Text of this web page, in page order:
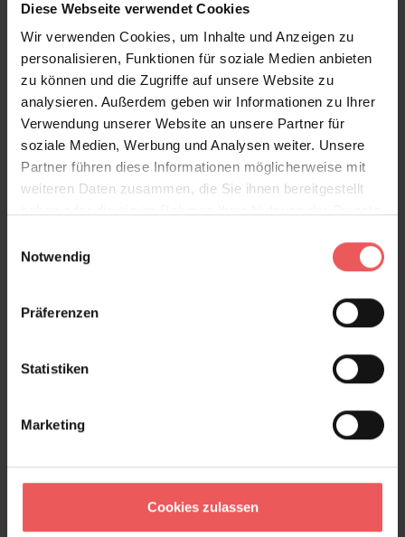
Diese Webseite verwendet Cookies
Wir verwenden Cookies, um Inhalte und Anzeigen zu
personalisieren, Funktionen für soziale Medien anbieten
zu können und die Zugriffe auf unsere Website zu
analysieren. Außerdem geben wir Informationen zu Ihrer
Verwendung unserer Website an unsere Partner für
soziale Medien, Werbung und Analysen weiter. Unsere
Partner führen diese Informationen möglicherweise mit
weiteren Daten zusammen, die Sie ihnen bereitgestellt
Notwendig
Präferenzen
Statistiken
Marketing
Cookies zulassen
Produktgalerie überspringen
Varianten
Golden woods, soft grey